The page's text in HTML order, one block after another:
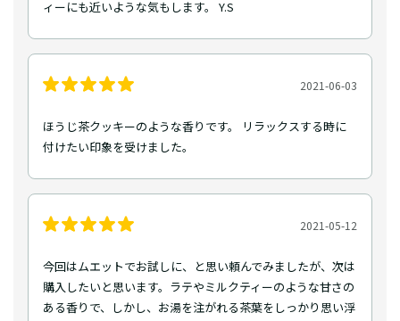
ィーにも近いような気もします。 Y.S
2021-06-03
ほうじ茶クッキーのような香りです。 リラックスする時に
付けたい印象を受けました。
2021-05-12
今回はムエットでお試しに、と思い頼んでみましたが、次は
購入したいと思います。ラテやミルクティーのような甘さの
ある香りで、しかし、お湯を注がれる茶葉をしっかり思い浮